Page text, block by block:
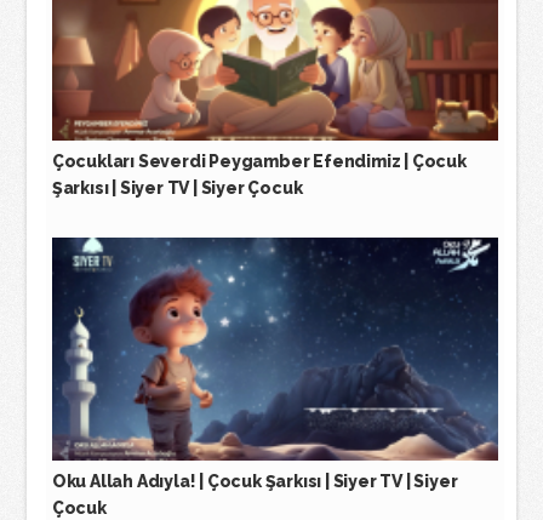
Çocukları Severdi Peygamber Efendimiz | Çocuk
Şarkısı | Siyer TV | Siyer Çocuk
Oku Allah Adıyla! | Çocuk Şarkısı | Siyer TV | Siyer
Çocuk